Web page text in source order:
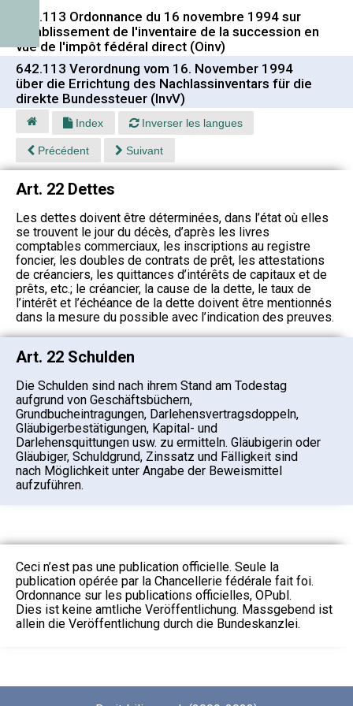
642.113 Ordonnance du 16 novembre 1994 sur
l'établissement de l'inventaire de la succession en
vue de l'impôt fédéral direct (Oinv)
642.113 Verordnung vom 16. November 1994
über die Errichtung des Nachlassinventars für die
direkte Bundessteuer (InvV)
Index Inverser les langues
Précédent Suivant
Art. 22 Dettes
Les dettes doivent être déterminées, dans l’état où elles
se trouvent le jour du décès, d’après les livres
comptables commerciaux, les inscriptions au registre
foncier, les doubles de contrats de prêt, les attestations
de créanciers, les quittances d’intérêts de capitaux et de
prêts, etc.; le créancier, la cause de la dette, le taux de
l’intérêt et l’échéance de la dette doivent être mentionnés
dans la mesure du possible avec l’indication des preuves.
Art. 22 Schulden
Die Schulden sind nach ihrem Stand am Todestag
aufgrund von Geschäftsbüchern,
Grundbucheintragungen, Darlehensvertragsdoppeln,
Gläubigerbestätigungen, Kapital- und
Darlehensquittungen usw. zu ermitteln. Gläubigerin oder
Gläubiger, Schuldgrund, Zinssatz und Fälligkeit sind
nach Möglichkeit unter Angabe der Beweismittel
aufzuführen.
Ceci n’est pas une publication officielle. Seule la
publication opérée par la Chancellerie fédérale fait foi.
Ordonnance sur les publications officielles, OPubl.
Dies ist keine amtliche Veröffentlichung. Massgebend ist
allein die Veröffentlichung durch die Bundeskanzlei.